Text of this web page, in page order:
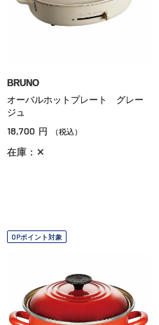
BRUNO
オーバルホットプレート グレー
ジュ
18,700 円 （税込）
在庫：✕
OPポイント対象